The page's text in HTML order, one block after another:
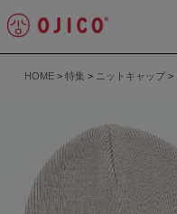
HOME 特集 ニットキャップ